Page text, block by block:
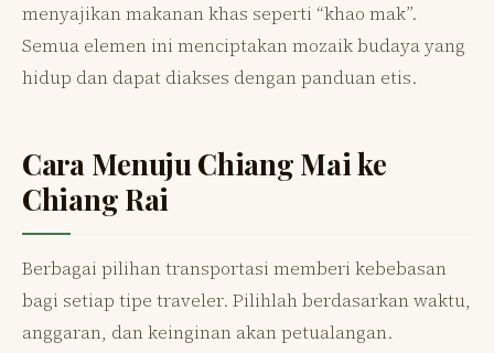
menyajikan makanan khas seperti “khao mak”.
Semua elemen ini menciptakan mozaik budaya yang
hidup dan dapat diakses dengan panduan etis.
Cara Menuju Chiang Mai ke
Chiang Rai
Berbagai pilihan transportasi memberi kebebasan
bagi setiap tipe traveler. Pilihlah berdasarkan waktu,
anggaran, dan keinginan akan petualangan.